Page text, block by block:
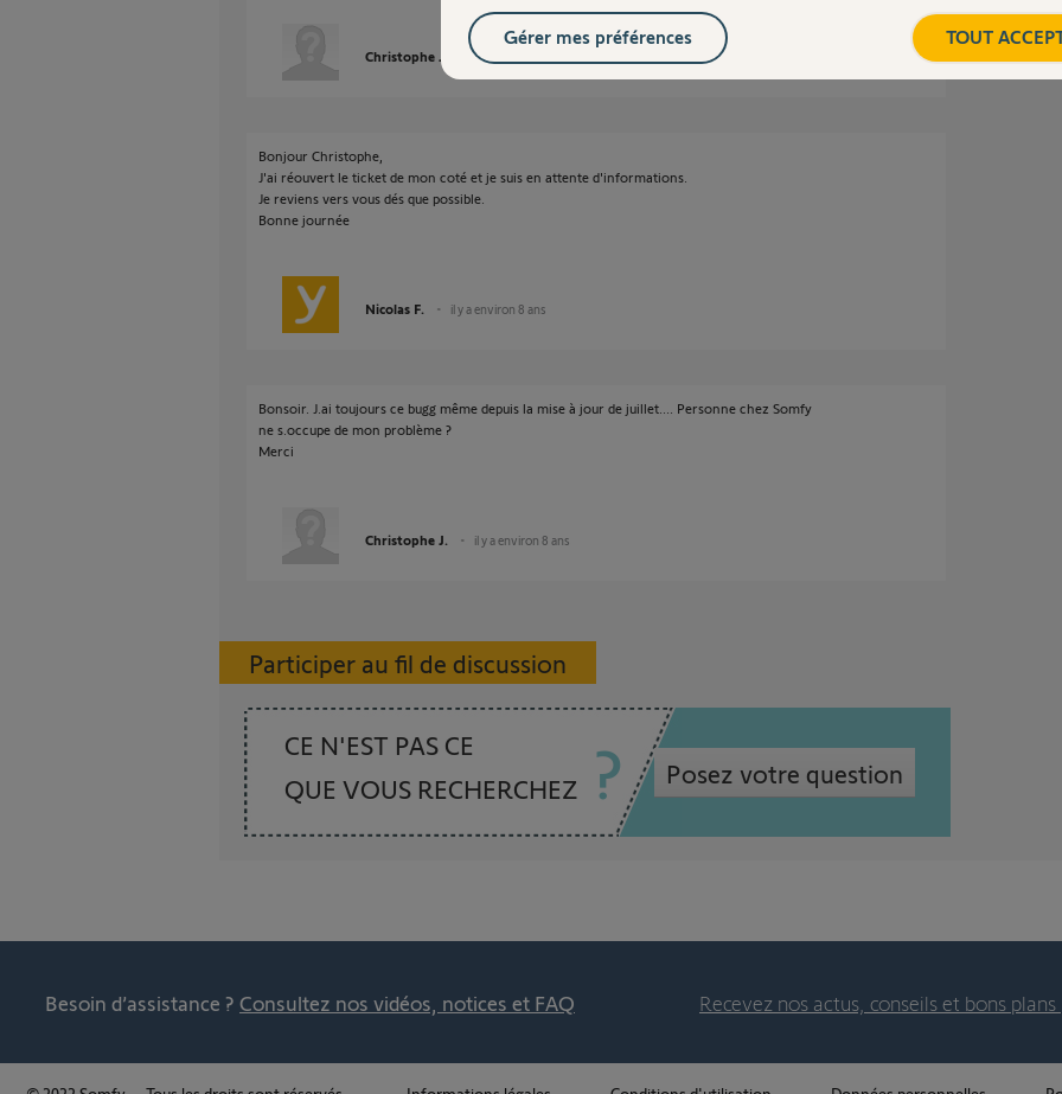
Christophe J. il y a environ 8 ans
Bonjour Christophe,
J'ai réouvert le ticket de mon coté et je suis en attente d'informations.
Je reviens vers vous dés que possible.
Bonne journée
Nicolas F. il y a environ 8 ans
Bonsoir. J.ai toujours ce bugg même depuis la mise à jour de juillet.... Personne chez Somfy
ne s.occupe de mon problème ?
Merci
Christophe J. il y a environ 8 ans
Participer au fil de discussion
CE N'EST PAS CE
QUE VOUS RECHERCHEZ
Posez votre question
Besoin d’assistance ? Consultez nos vidéos, notices et FAQ Recevez nos actus, conseils et bons
TOUT
Gérer mes préférences